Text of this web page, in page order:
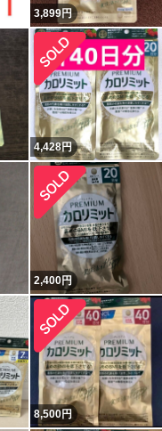
3,899円
4,428円
2,400円
8,500円